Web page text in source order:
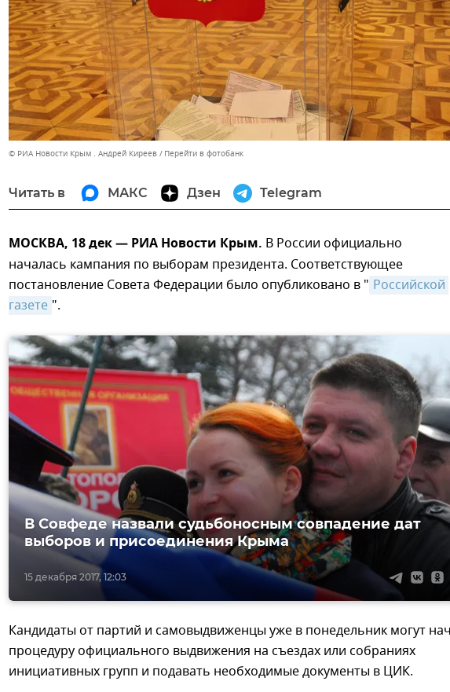
© РИА Новости Крым . Андрей Киреев Перейти в фотобанк
Читать в МАКС Дзен Telegram
МОСКВА, 18 дек — РИА Новости Крым. В России официально
началась кампания по выборам президента. Соответствующее
постановление Совета Федерации было опубликовано в " Российской
газете ".
15 декабря 2017, 12:03
В Совфеде назвали судьбоносным совпадение дат
выборов и присоединения Крыма
Кандидаты от партий и самовыдвиженцы уже в понедельник могут
процедуру официального выдвижения на съездах или собраниях
инициативных групп и подавать необходимые документы в ЦИК.